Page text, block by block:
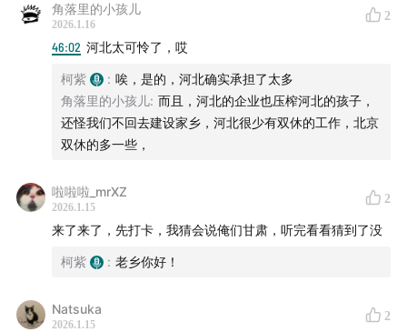
沙柳（活着）
角落里的小孩儿
2026.1.16
2
46:02 河北太可怜了，哎
柯紫 : 唉，是的，河北确实承担了太多
角落里的小孩儿: 而且，河北的企业也压榨河北的孩子，
还怪我们不回去建设家乡，河北很少有双休的工作，北京
双休的多一些，
啦啦啦_mrXZ
2026.1.15
2
来了来了，先打卡，我猜会说俺们甘肃，听完看看猜到了没
柯紫 : 老乡你好！
Natsuka
2026.1.15
2